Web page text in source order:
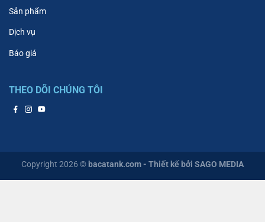
Sản phẩm
Dịch vụ
Báo giá
THEO DÕI CHÚNG TÔI
Copyright 2026 © bacatank.com- Thiết kế bởi SAGO MEDIA